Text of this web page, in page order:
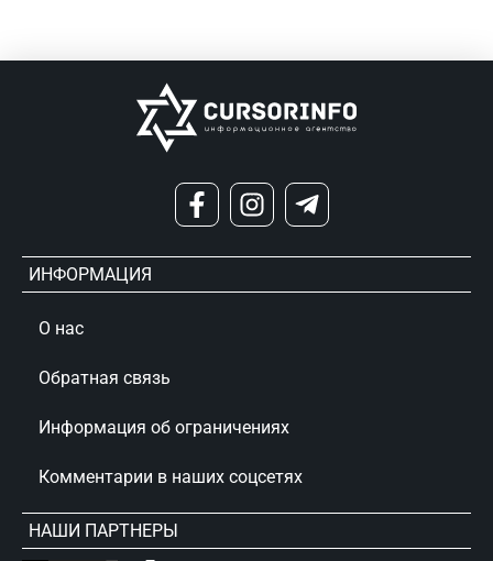
ИНФОРМАЦИЯ
О нас
Обратная связь
Информация об ограничениях
Комментарии в наших соцсетях
НАШИ ПАРТНЕРЫ